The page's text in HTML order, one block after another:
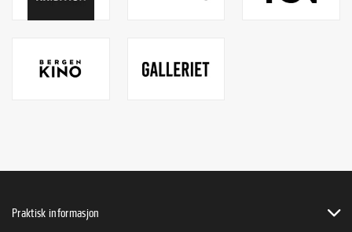
Praktisk informasjon